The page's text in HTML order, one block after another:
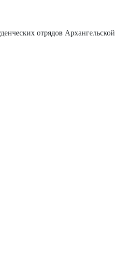
отрядов Архангельской